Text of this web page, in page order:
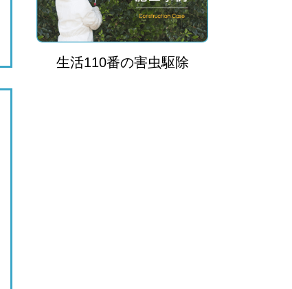
生活110番の害虫駆除